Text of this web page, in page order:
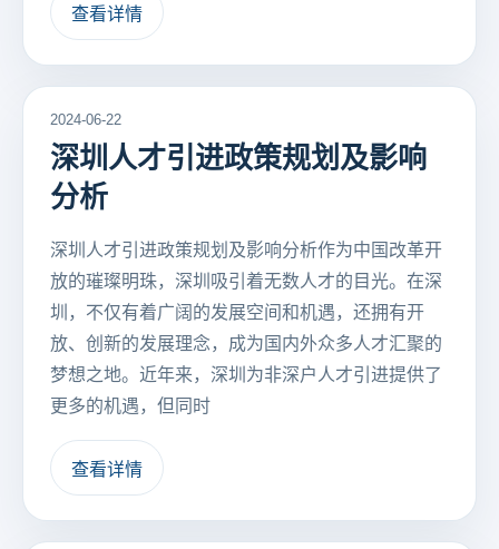
查看详情
2024-06-22
深圳人才引进政策规划及影响
分析
深圳人才引进政策规划及影响分析作为中国改革开
放的璀璨明珠，深圳吸引着无数人才的目光。在深
圳，不仅有着广阔的发展空间和机遇，还拥有开
放、创新的发展理念，成为国内外众多人才汇聚的
梦想之地。近年来，深圳为非深户人才引进提供了
更多的机遇，但同时
查看详情